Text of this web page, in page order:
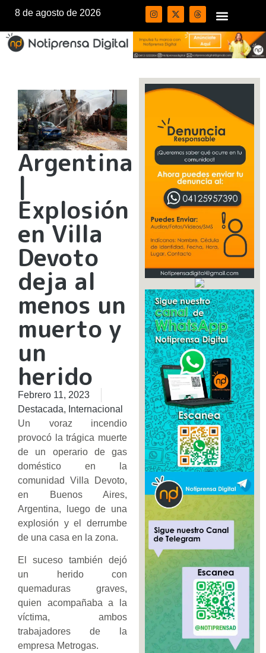
8 de agosto de 2026
Argentina
|
Explosión
en Villa
Devoto
deja al
menos un
muerto y
un
herido
Febrero 11, 2023
Destacada, Internacional
Un voraz incendio
provocó la trágica muerte
de un operario de gas
doméstico en la
comunidad Villa Devoto,
en Buenos Aires,
Argentina, luego de una
explosión y el derrumbe
de una casa en la zona.
El suceso también dejó
un herido con
quemaduras graves,
quien acompañaba a la
víctima, ambos
trabajadores de la
empresa Metrogas.